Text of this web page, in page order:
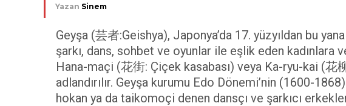
Yazan Sinem
Geyşa (芸者:Geishya), Japonya’da 17. yüzyıldan bu
şarkı, dans, sohbet ve oyunlar ile eşlik eden kadınlara
Hana-maçi (花街: Çiçek kasabası) veya Ka-ryu-kai (花
adlandırılır. Geyşa kurumu Edo Dönemi’nin (1600-
hokan ya da taikomoçi denen dansçı ve şarkıcı